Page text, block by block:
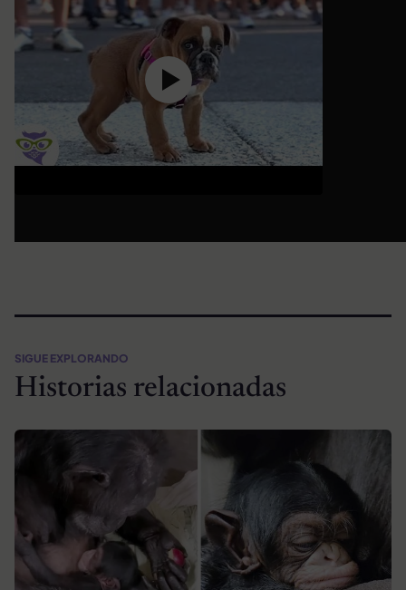
SIGUE EXPLORANDO
Historias relacionadas